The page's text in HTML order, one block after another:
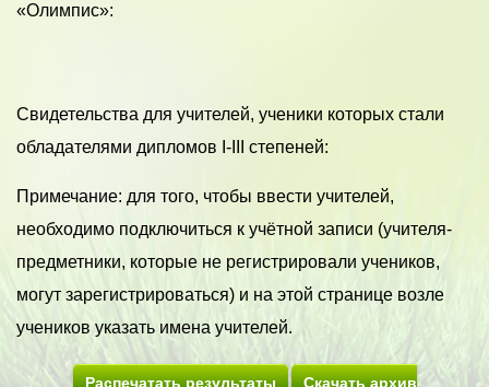
«Олимпис»:
Свидетельства для учителей, ученики которых стали
обладателями дипломов I-III степеней:
Примечание: для того, чтобы ввести учителей,
необходимо подключиться к учётной записи (учителя-
предметники, которые не регистрировали учеников,
могут зарегистрироваться) и на этой странице возле
учеников указать имена учителей.
Распечатать результаты Скачать архив